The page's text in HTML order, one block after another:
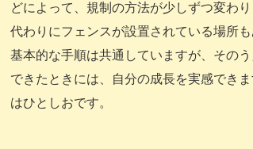
どによって、規制の方法が少しずつ変わ
代わりにフェンスが設置されている場所
基本的な手順は共通していますが、その
できたときには、自分の成長を実感でき
はひとしおです。